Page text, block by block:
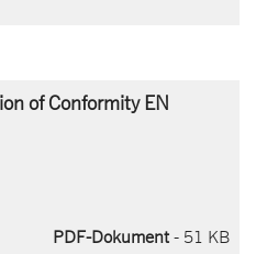
of Conformity EN
PDF-Dokument- 51 KB